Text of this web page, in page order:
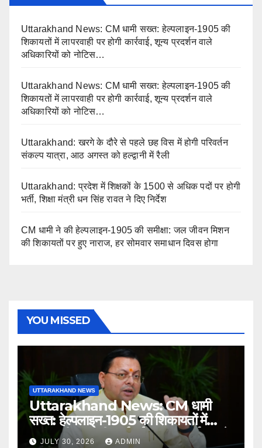
Uttarakhand News: CM धामी सख्त: हेल्पलाइन-1905 की
शिकायतों में लापरवाही पर होगी कार्रवाई, शून्य प्रदर्शन वाले
अधिकारियों को नोटिस…
Uttarakhand News: CM धामी सख्त: हेल्पलाइन-1905 की
शिकायतों में लापरवाही पर होगी कार्रवाई, शून्य प्रदर्शन वाले
अधिकारियों को नोटिस…
Uttarakhand: खरगे के दौरे से पहले छह विस में होगी परिवर्तन
संकल्प यात्रा, आठ अगस्त को हल्द्वानी में रैली
Uttarakhand: प्रदेश में शिक्षकों के 1500 से अधिक पदों पर होगी
भर्ती, शिक्षा मंत्री धन सिंह रावत ने दिए निर्देश
CM धामी ने की हेल्पलाइन-1905 की समीक्षा: जल जीवन मिशन
की शिकायतों पर हुए नाराज, हर सोमवार समाधान दिवस होगा
YOU MISSED
UTTARAKHAND NEWS
Uttarakhand News: CM धामी
सख्त: हेल्पलाइन-1905 की शिकायतों में
लापरवाही पर होगी कार्रवाई, शून्य प्रदर्शन वाले
JULY 30, 2026 ADMIN